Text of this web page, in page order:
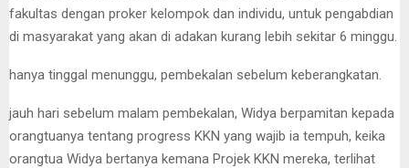
fakultas dengan proker kelompok dan individu, untuk pengabdian
di masyarakat yang akan di adakan kurang lebih sekitar 6 minggu.
hanya tinggal menunggu, pembekalan sebelum keberangkatan.
jauh hari sebelum malam pembekalan, Widya berpamitan kepada
orangtuanya tentang progress KKN yang wajib ia tempuh, keika
orangtua Widya bertanya kemana Projek KKN mereka, terlihat